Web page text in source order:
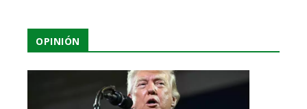
OPINIÓN